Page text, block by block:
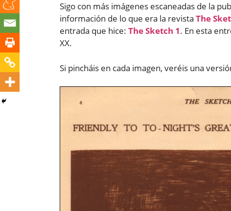
Sigo con más imágenes escaneadas de la
información de lo que era la revista The
entrada que hice: The Sketch 1. En esta
XX.
Si pincháis en cada imagen, veréis una